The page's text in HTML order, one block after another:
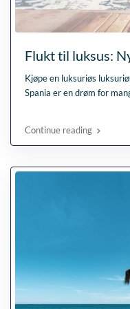
Flukt til luksus:
Kjøpe en luksuriøs
Spania er en drøm for
Continue reading